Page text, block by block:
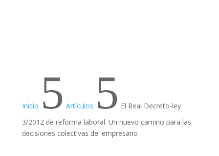
Inicio 5 Artículos 5 El Real Decreto-ley
3/2012 de reforma laboral. Un nuevo camino para las
decisiones colectivas del empresario